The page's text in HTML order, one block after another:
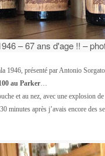
– 67 ans d'age !! –
1946, présenté par Antonio
au Parker…
et au nez, avec une explosion
après j’avais encore des